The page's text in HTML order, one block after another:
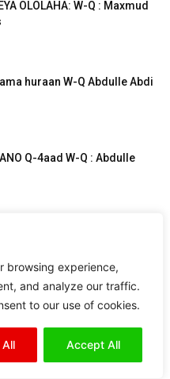
browsing experience,
and analyze our traffic.
to our use of cookies.
All Accept All
OLOLAHA: W-Q : Maxmud
huraan W-Q Abdulle Abdi
Q-4aad W-Q : Abdulle
Dadka, W-Q: Abdulle
Q-3aad W-Q: Abdulle